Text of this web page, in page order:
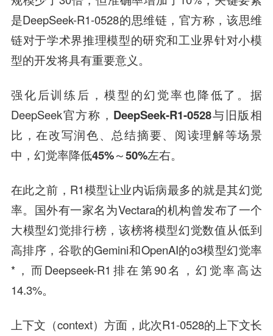
是DeepSeek-R1-0528的思维链，官方称，该思维
链对于学术界推理模型的研究和工业界针对小模
型的开发将具有重要意义。
强化后训练后，模型的幻觉率也降低了。据
DeepSeek官方称， DeepSeek-R1-0528与旧版相
比，在改写润色、总结摘要、阅读理解等场景
中，幻觉率降低45%～50%左右。
在此之前，R1模型让业内诟病最多的就是其幻觉
率。国外有一家名为Vectara的机构曾发布了一个
大模型幻觉排行榜，该榜将模型幻觉数值从低到
高排序，谷歌的Gemini和OpenAI的o3模型幻觉率
*，而Deepseek-R1排在第90名，幻觉率高达
14.3%。
上下文（context）方面，此次R1-0528的上下文长